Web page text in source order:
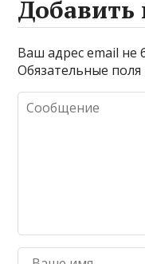
Ваш адрес email не
Обязательные